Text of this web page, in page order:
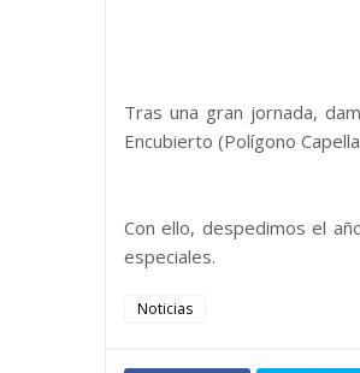
Tras una gran jornada,
Encubierto (Polígono
Con ello, despedimos el
especiales.
Noticias